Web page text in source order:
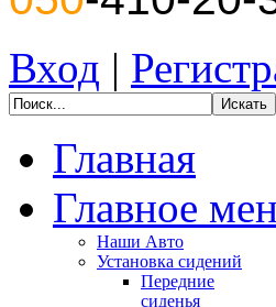
Вход |
Главная
Главное
Наши Авто
Установка сидений
Передние
сиденья